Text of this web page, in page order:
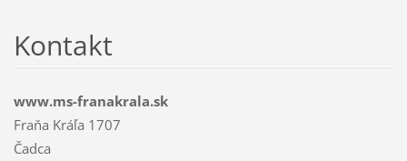
Kontakt
www.ms-franakrala.sk
Fraňa Kráľa 1707
Čadca